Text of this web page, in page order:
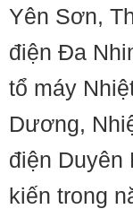
Yên Sơn,
điện Đa
tổ máy
Dương,
điện Duyên
kiến trong